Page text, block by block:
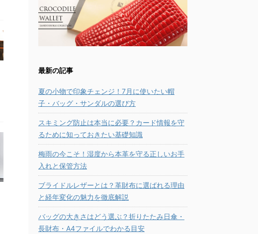
最新の記事
夏の小物で印象チェンジ！7月に使いたい帽
子・バッグ・サンダルの選び方
スキミング防止は本当に必要？カード情報を守
るために知っておきたい基礎知識
梅雨の今こそ！湿度から本革を守る正しいお手
入れと保管方法
ブライドルレザーとは？革財布に選ばれる理由
と経年変化の魅力を徹底解説
バッグの大きさはどう選ぶ？折りたたみ日傘・
長財布・A4ファイルでわかる目安